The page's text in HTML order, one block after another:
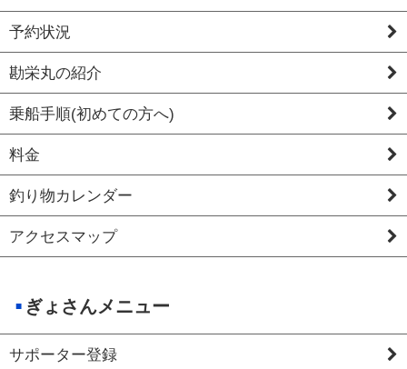
予約状況
勘栄丸の紹介
乗船手順(初めての方へ)
料金
釣り物カレンダー
アクセスマップ
ぎょさんメニュー
サポーター登録